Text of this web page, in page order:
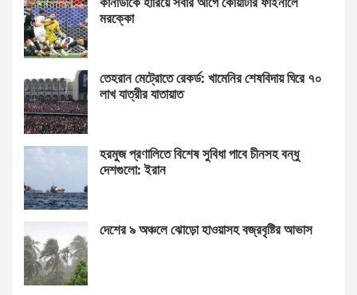
মরক্কো
তেহরান মেট্রোতে রেকর্ড: খামেনির শেষবিদায় ঘিরে ৭০
লাখ যাত্রীর যাতায়াত
হরমুজ প্রণালিতে বিশেষ সুবিধা পাবে চীনসহ বন্ধু
দেশগুলো: ইরান
দেশের ৯ অঞ্চলে ঝোড়ো হাওয়াসহ বজ্রবৃষ্টির আভাস